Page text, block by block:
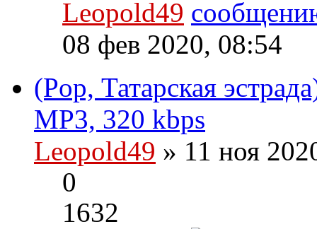
Leopold49
08 фев 2020, 08:54
(Pop, Татарская
MP3, 320 kbps
Leopold49 » 11 ноя
0
1632